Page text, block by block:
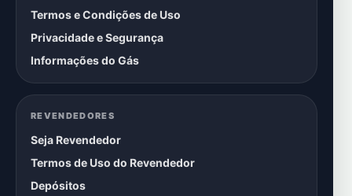
Termos e Condições de Uso
Privacidade e Segurança
Informações do Gás
REVENDEDORES
Seja Revendedor
Termos de Uso do Revendedor
Depósitos